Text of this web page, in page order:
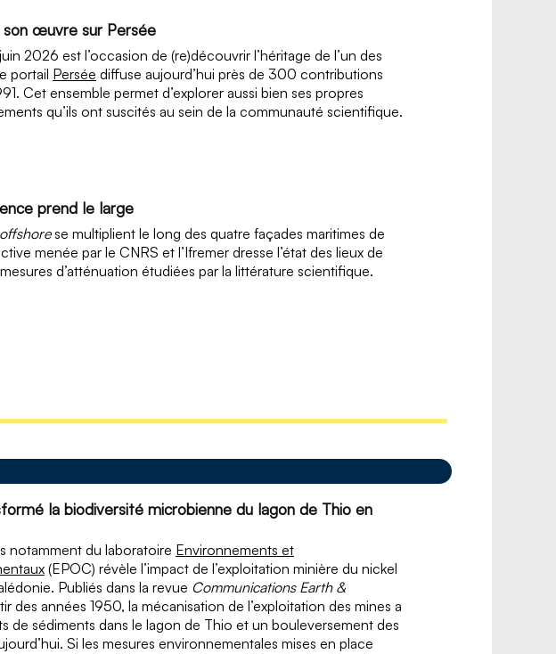
son œuvre sur Persée
2026 est l’occasion de (re)découvrir l’héritage de l’un des
portail Persée diffuse aujourd’hui près de 300 contributions
Cet ensemble permet d’explorer aussi bien ses propres
qu’ils ont suscités au sein de la communauté scientifique.
prend le large
offshorese multiplient le long des quatre façades maritimes de
menée par le CNRS et l’Ifremer dresse l’état des lieux de
d’atténuation étudiées par la littérature scientifique.
la biodiversité microbienne du lagon de Thio en
notamment du laboratoire Environnements et
(EPOC) révèle l’impact de l’exploitation minière du nickel
Publiés dans la revue Communications Earth &
des années 1950, la mécanisation de l’exploitation des mines a
de sédiments dans le lagon de Thio et un bouleversement des
Si les mesures environnementales mises en place